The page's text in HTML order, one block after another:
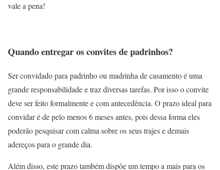
vale a pena!
Quando entregar os convites de padrinhos?
Ser convidado para padrinho ou madrinha de casamento é uma
grande responsabilidade e traz diversas tarefas. Por isso o convite
deve ser feito formalmente e com antecedência. O prazo ideal para
convidar é de pelo menos 6 meses antes, pois dessa forma eles
poderão pesquisar com calma sobre os seus trajes e demais
adereços para o grande dia.
Além disso, este prazo também dispõe um tempo a mais para os